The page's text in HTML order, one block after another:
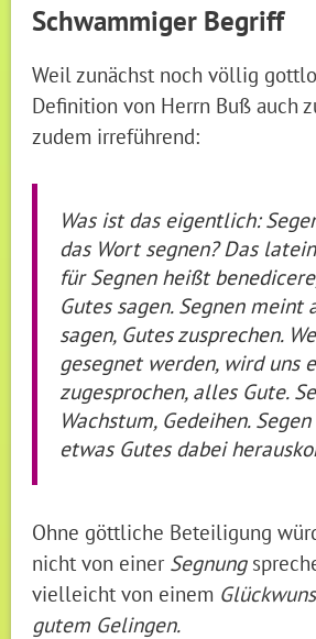
Schwammiger Begriff
Weil zunächst noch völlig
Definition von Herrn Buß auch
zudem irreführend:
Was ist das eigentlich:
das Wort segnen? Das
für Segnen heißt
Gutes sagen. Segnen meint
sagen, Gutes zusprechen.
gesegnet werden, wird uns
zugesprochen, alles Gute.
Wachstum, Gedeihen.
etwas Gutes dabei
Ohne göttliche Beteiligung
nicht von einer Segnung
vielleicht von einem
gutem Gelingen.